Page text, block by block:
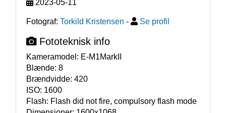
2023-05-11
Fotograf: Torkild Kristensen - Se profil
Fototeknisk info
Kameramodel: E-M1MarkII
Blænde: 8
Brændvidde: 420
ISO: 1600
Flash: Flash did not fire, compulsory flash mode